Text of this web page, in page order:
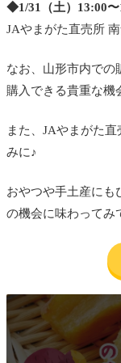
◆1/31（土）13:00〜
JAやまがた直売所
なお、山形市内での
購入できる貴重な機
また、JAやまがた
みに♪
おやつや手土産にも
の機会に味わってみ